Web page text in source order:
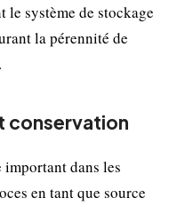
système de stockage
la pérennité de
conservation
dans les
en tant que source